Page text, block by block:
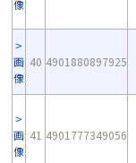
像
画
像
40 4901880897925
画
像
41 4901777349056